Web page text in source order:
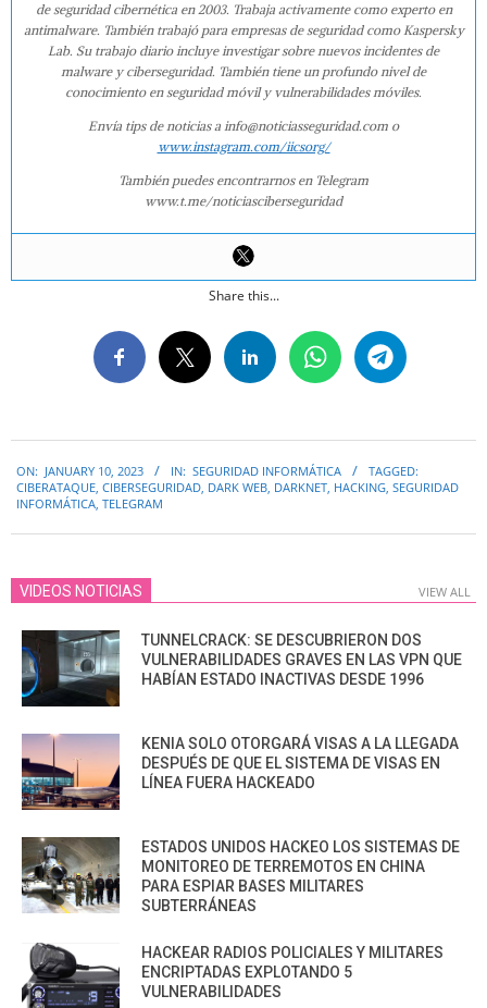
de seguridad cibernética en 2003. Trabaja activamente como experto en
antimalware. También trabajó para empresas de seguridad como Kaspersky
Lab. Su trabajo diario incluye investigar sobre nuevos incidentes de
malware y ciberseguridad. También tiene un profundo nivel de
conocimiento en seguridad móvil y vulnerabilidades móviles.
Envía tips de noticias a info@noticiasseguridad.com o
www.instagram.com/iicsorg/
También puedes encontrarnos en Telegram
www.t.me/noticiasciberseguridad
Share this...
01-
10
ON: JANUARY 10, 2023 IN: SEGURIDAD INFORMÁTICA
TAGGED:
CIBERATAQUE, CIBERSEGURIDAD, DARK WEB, DARKNET, HACKING, SEGURIDAD
INFORMÁTICA, TELEGRAM
VIDEOS NOTICIAS VIEW ALL
TUNNELCRACK: SE DESCUBRIERON DOS
VULNERABILIDADES GRAVES EN LAS VPN QUE
HABÍAN ESTADO INACTIVAS DESDE 1996
KENIA SOLO OTORGARÁ VISAS A LA LLEGADA
DESPUÉS DE QUE EL SISTEMA DE VISAS EN
LÍNEA FUERA HACKEADO
ESTADOS UNIDOS HACKEO LOS SISTEMAS DE
MONITOREO DE TERREMOTOS EN CHINA
PARA ESPIAR BASES MILITARES
SUBTERRÁNEAS
HACKEAR RADIOS POLICIALES Y MILITARES
ENCRIPTADAS EXPLOTANDO 5
VULNERABILIDADES